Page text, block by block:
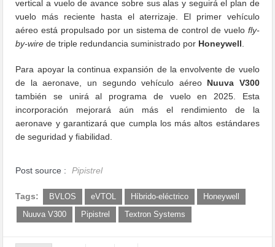
vertical a vuelo de avance sobre sus alas y seguirá el plan de
vuelo más reciente hasta el aterrizaje. El primer vehículo
aéreo está propulsado por un sistema de control de vuelo fly-
by-wire de triple redundancia suministrado por Honeywell
Para apoyar la continua expansión de la envolvente de vuelo
de la aeronave, un segundo vehículo aéreo Nuuva V300
también se unirá al programa de vuelo en 2025. Esta
incorporación mejorará aún más el rendimiento de la
aeronave y garantizará que cumpla los más altos estándares
de seguridad y fiabilidad.
Post source : Pipistrel
Tags: BVLOS eVTOL Híbrido-eléctrico
Honeywell
Nuuva V300
Pipistrel Textron Systems